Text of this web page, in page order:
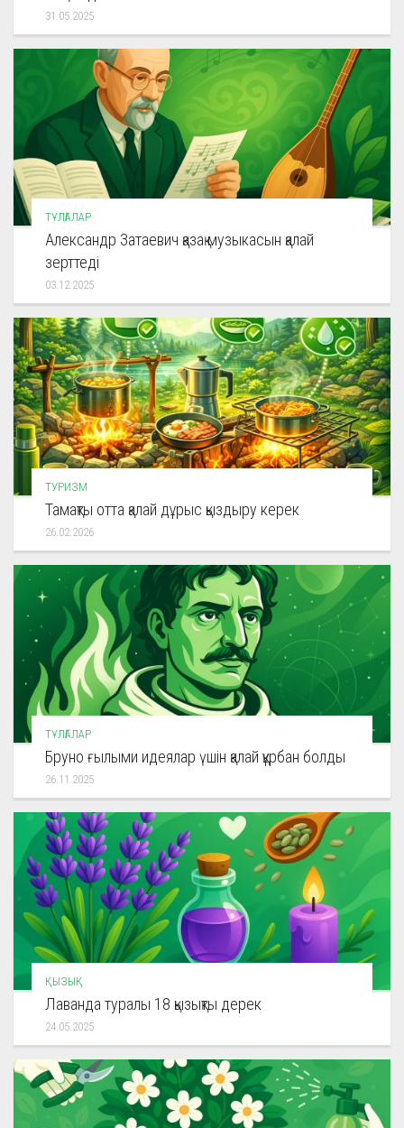
31.05.2025
ТҰЛҒАЛАР
Александр Затаевич қазақ музыкасын қалай
зерттеді
03.12.2025
ТУРИЗМ
Тамақты отта қалай дұрыс қыздыру керек
26.02.2026
ТҰЛҒАЛАР
Бруно ғылыми идеялар үшін қалай құрбан болды
26.11.2025
ҚЫЗЫҚ
Лаванда туралы 18 қызықты дерек
24.05.2025